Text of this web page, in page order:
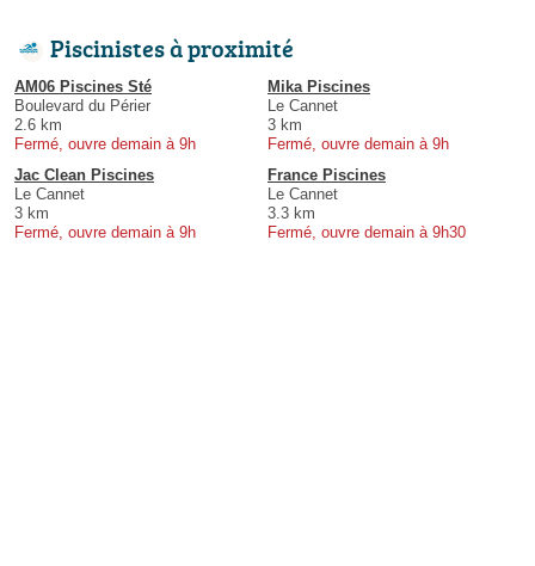
Piscinistes à proximité
AM06 Piscines Sté
Boulevard du Périer
2.6 km
Fermé, ouvre demain à 9h
Mika Piscines
Le Cannet
3 km
Fermé, ouvre demain à 9h
Jac Clean Piscines
Le Cannet
3 km
Fermé, ouvre demain à 9h
France Piscines
Le Cannet
3.3 km
Fermé, ouvre demain à 9h30